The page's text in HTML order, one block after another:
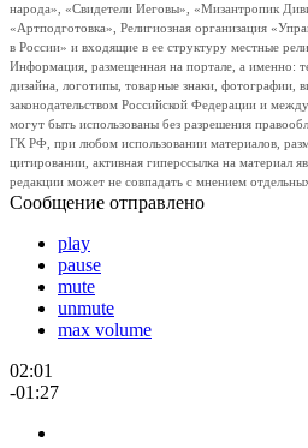
народа», «Свидетели Иеговы», «Мизантропик
«Артподготовка», Религиозная организация
в России» и входящие в ее структуру местные
Информация, размещенная на портале, а именно:
дизайна, логотипы, товарные знаки, фотографии,
законодательством Российской Федерации и
могут быть использованы без разрешения
ГК РФ, при любом использовании материалов,
цитировании, активная гиперссылка на материал
редакции может не совпадать с мнением
Сообщение отправлено
play
pause
mute
unmute
max volume
02:01
-01:27